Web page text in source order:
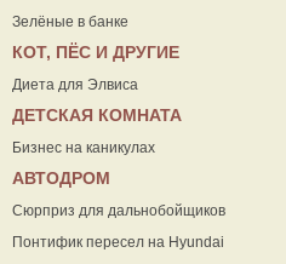
Зелёные в банке
КОТ, ПЁС И ДРУГИЕ
Диета для Элвиса
ДЕТСКАЯ КОМНАТА
Бизнес на каникулах
АВТОДРОМ
Сюрприз для дальнобойщиков
Понтифик пересел на Hyundai